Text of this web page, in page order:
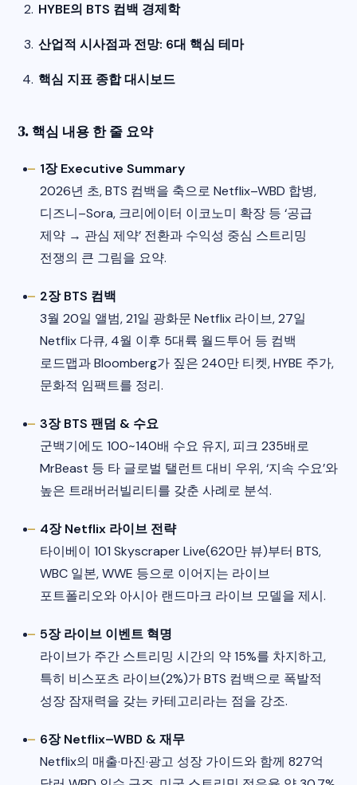
HYBE의 BTS 컴백 경제학
산업적 시사점과 전망: 6대 핵심 테마
핵심 지표 종합 대시보드
3. 핵심 내용 한 줄 요약
1장 Executive Summary
2026년 초, BTS 컴백을 축으로 Netflix–WBD 합병,
디즈니–Sora, 크리에이터 이코노미 확장 등 ‘공급
제약 → 관심 제약’ 전환과 수익성 중심 스트리밍
전쟁의 큰 그림을 요약.​
2장 BTS 컴백
3월 20일 앨범, 21일 광화문 Netflix 라이브, 27일
Netflix 다큐, 4월 이후 5대륙 월드투어 등 컴백
로드맵과 Bloomberg가 짚은 240만 티켓, HYBE 주가,
문화적 임팩트를 정리.​
3장 BTS 팬덤 & 수요
군백기에도 100~140배 수요 유지, 피크 235배로
MrBeast 등 타 글로벌 탤런트 대비 우위, ‘지속 수요’와
높은 트래버러빌리티를 갖춘 사례로 분석.​
4장 Netflix 라이브 전략
타이베이 101 Skyscraper Live(620만 뷰)부터 BTS,
WBC 일본, WWE 등으로 이어지는 라이브
포트폴리오와 아시아 랜드마크 라이브 모델을 제시.​
5장 라이브 이벤트 혁명
라이브가 주간 스트리밍 시간의 약 15%를 차지하고,
특히 비스포츠 라이브(2%)가 BTS 컴백으로 폭발적
성장 잠재력을 갖는 카테고리라는 점을 강조.​
6장 Netflix–WBD & 재무
Netflix의 매출·마진·광고 성장 가이드와 함께 827억